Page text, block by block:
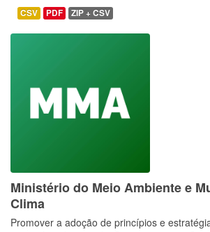
CSV PDF ZIP + CSV
Ministério do Meio Ambiente e
Clima
Promover a adoção de princípios e